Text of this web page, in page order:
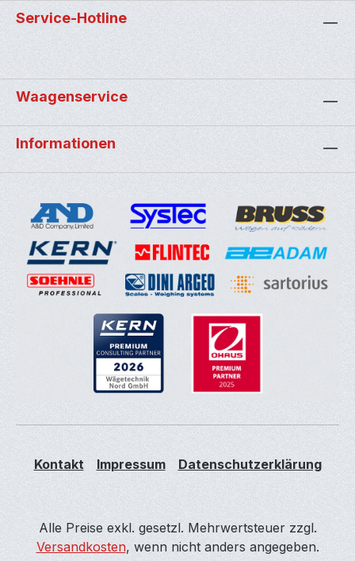
Service-Hotline
Waagenservice
Informationen
Kontakt Impressum Datenschutzerklärung
Alle Preise exkl. gesetzl. Mehrwertsteuer zzgl.
Versandkosten, wenn nicht anders angegeben.